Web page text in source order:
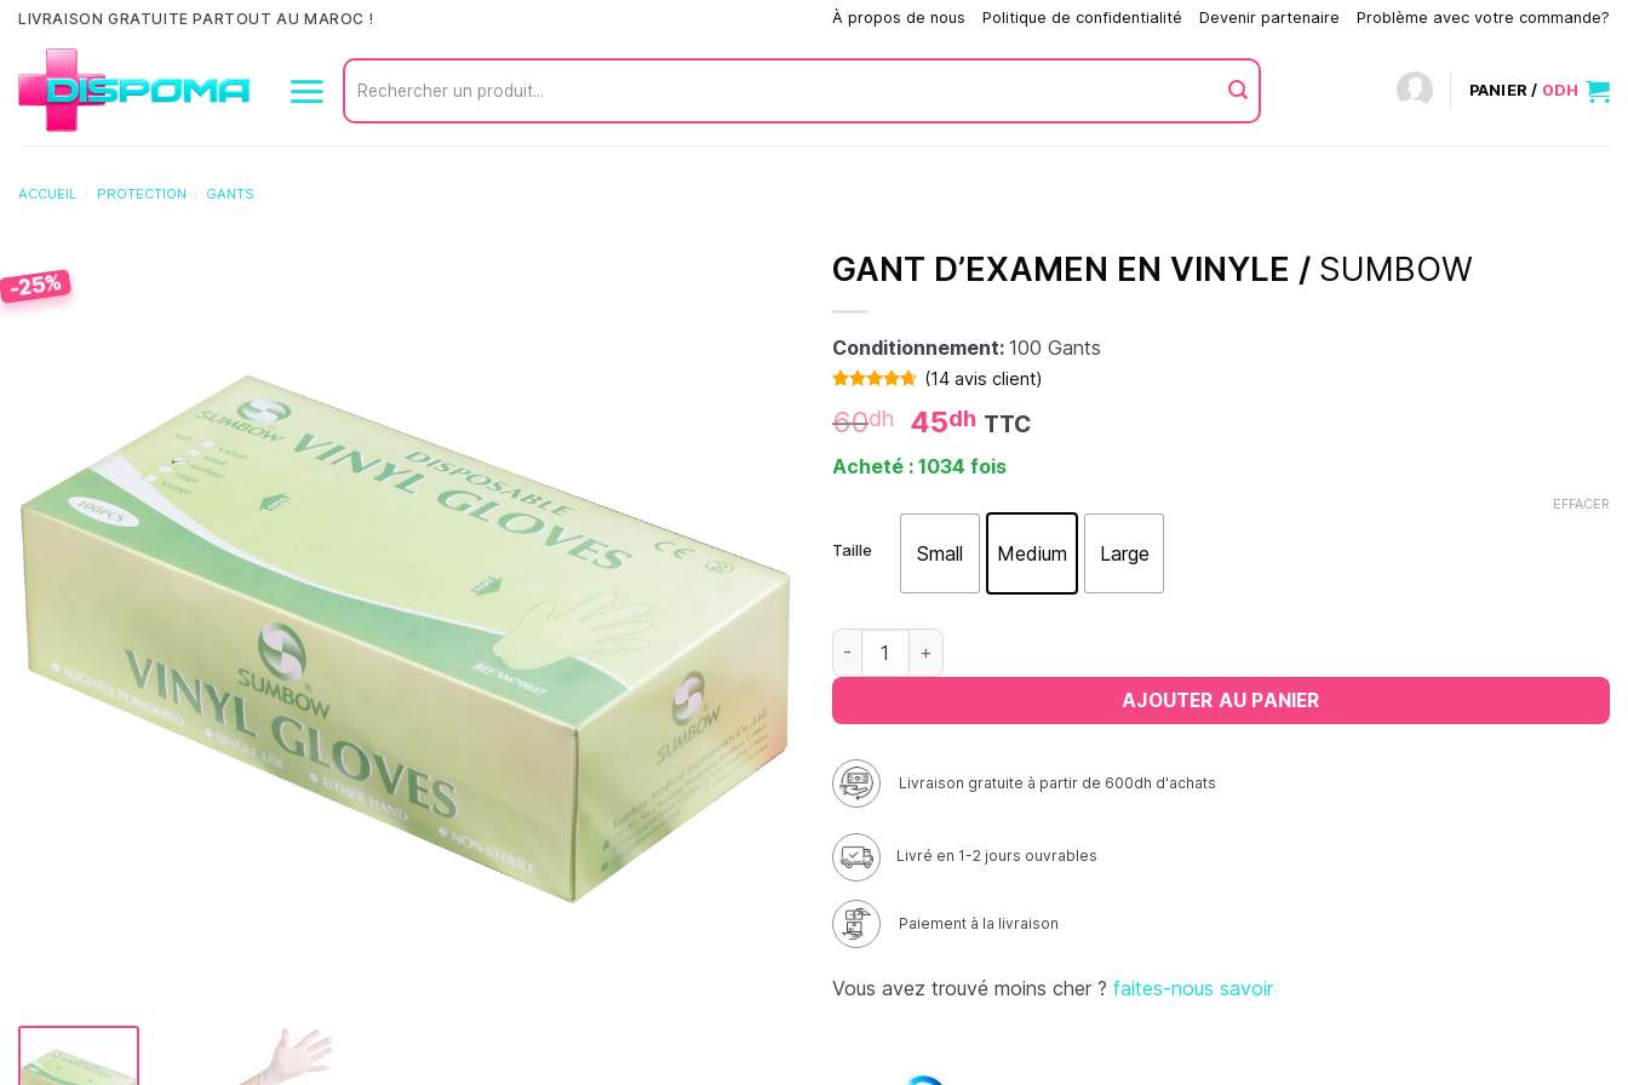
Passer
contenu
LIVRAISON GRATUITE PARTOUT AU MAROC ! À propos de nous Politique de confidentialité Devenir partenaire Problème avec votre commande?
Recherche
pour :
PANIER / 0DH
ACCUEIL / PROTECTION / GANTS
-25% GANT D’EXAMEN EN VINYLE / SUMBOW
Conditionnement: 100 Gants
sur 5 basé
sur
client
(14avis client)
60dh 45dh TTC
Acheté : 1034 fois
Taille Small Medium Large
EFFACER
quantité de Gant d'examen en vinyle
AJOUTER AU PANIER
Livraison gratuite à partir de 600dh d'achats
Livré en 1-2 jours ouvrables
Paiement à la livraison
Vous avez trouvé moins cher ? faites-nous savoir